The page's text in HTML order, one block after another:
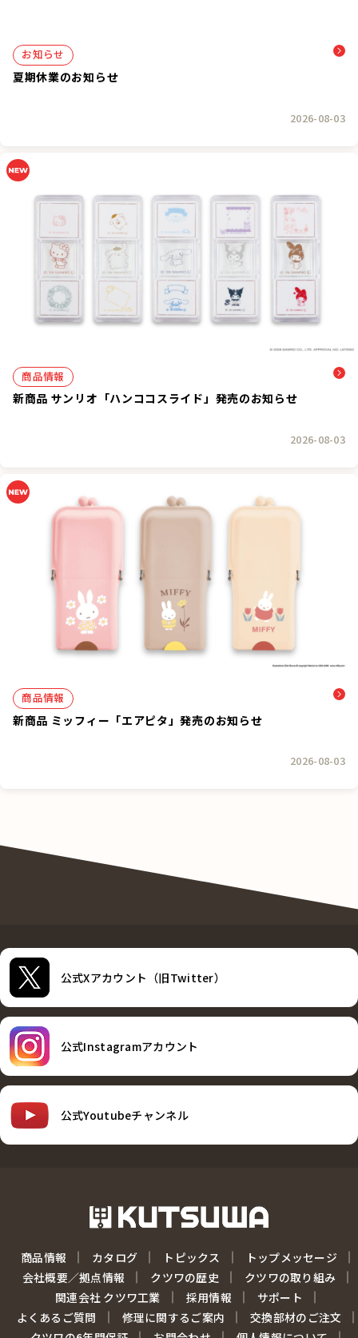
お知らせ
夏期休業のお知らせ
2026-08-03
商品情報
新商品 サンリオ「ハンココスライド」発売のお知らせ
2026-08-03
商品情報
新商品 ミッフィー「エアピタ」発売のお知らせ
2026-08-03
公式Xアカウント（旧Twitter）
公式Instagramアカウント
公式Youtubeチャンネル
商品情報 カタログ トピックス
トップメッセージ
会社概要／拠点情報
クツワの歴史
クツワの取り組み
関連会社 クツワ工業
採用情報
サポート
よくあるご質問
修理に関するご案内
交換部材のご注文